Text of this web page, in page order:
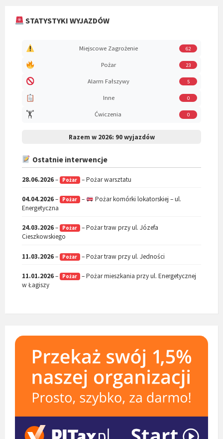
STATYSTYKI WYJAZDÓW
Miejscowe Zagrożenie 62
Pożar 23
Alarm Fałszywy 5
Inne 0
🏋️ Ćwiczenia 0
Razem w 2026: 90 wyjazdów
Ostatnie interwencje
28.06.2026– Pożar – Pożar warsztatu
04.04.2026– Pożar –
Pożar komórki lokatorskiej – ul.
Energetyczna
24.03.2026– Pożar – Pożar traw przy ul. Józefa
Cieszkowskiego
11.03.2026– Pożar – Pożar traw przy ul. Jedności
11.01.2026– Pożar – Pożar mieszkania przy ul. Energetycznej
w Łagiszy